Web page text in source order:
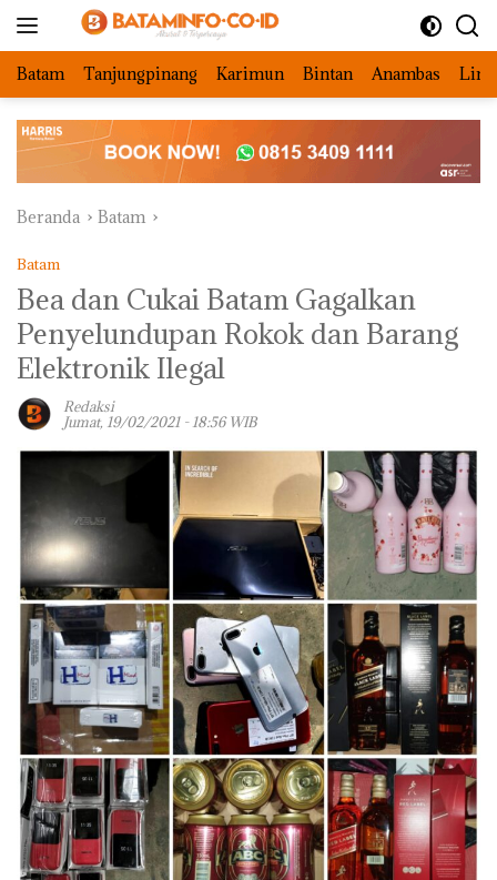
Batam Tanjungpinang Karimun Bintan Anambas
Beranda Batam
Batam
Bea dan Cukai Batam Gagalkan
Penyelundupan Rokok dan Barang
Elektronik Ilegal
Redaksi
Jumat, 19/02/2021 - 18:56 WIB